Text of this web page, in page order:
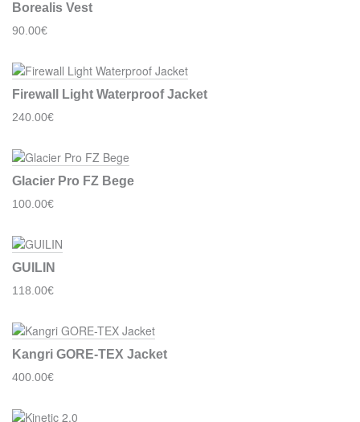
Borealis Vest
90.00€
Firewall Light Waterproof Jacket
240.00€
Glacier Pro FZ Bege
100.00€
GUILIN
118.00€
Kangri GORE-TEX Jacket
400.00€